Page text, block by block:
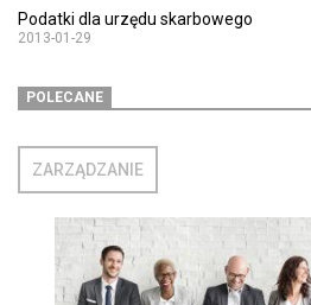
Podatki dla urzędu skarbowego
2013-01-29
POLECANE
ZARZĄDZANIE